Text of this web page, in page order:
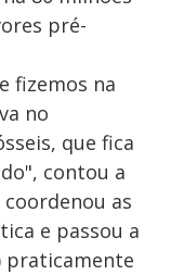
pré-
fizemos na
no
que fica
contou a
coordenou as
e passou a
praticamente